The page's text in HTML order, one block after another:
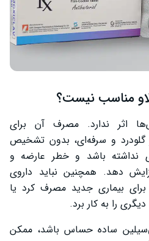
مناسب نیست؟
اثر ندارد. مصرف آن برای
گلودرد و سرفه‌ای، بدون تشخیص
نداشته باشد و خطر عارضه و
دهد. همچنین نباید داروی
برای بیماری جدید مصرف کرد یا
را به کار برد.
ساده حساس باشد، ممکن